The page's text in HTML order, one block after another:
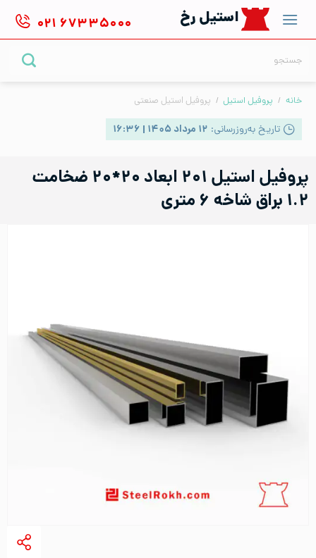
content
استیل رخ ۰۲۱ ۶۷۳۳۵۰۰۰
خانه / پروفیل استیل / پروفیل استیل صنعتی
تاریخ به‌روزرسانی: ۱۲ مرداد ۱۴۰۵ | ۱۶:۳۶
پروفیل استیل ۲۰۱ ابعاد ۲۰*۲۰ ضخامت
۱.۲ براق شاخه ۶ متری